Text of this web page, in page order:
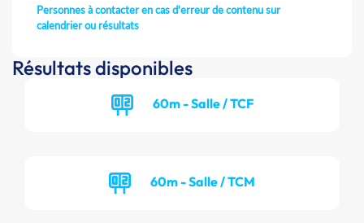
Personnes à contacter en cas d'erreur de contenu sur
calendrier ou résultats
Résultats disponibles
60m - Salle / TCF
60m - Salle / TCM